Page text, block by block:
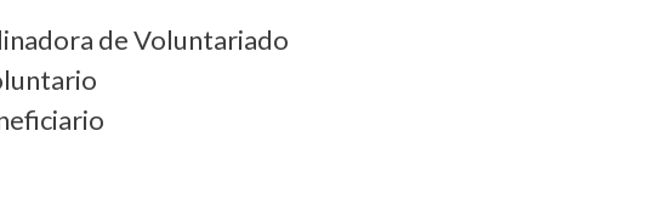
de Voluntariado